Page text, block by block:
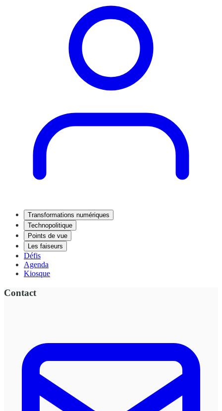
Transformations numériques
Technopolitique
Points de vue
Les faiseurs
Défis
Agenda
Kiosque
Contact